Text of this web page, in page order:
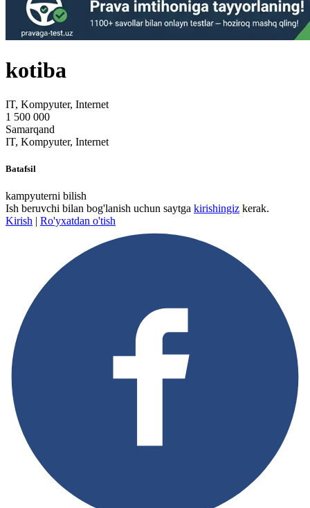
kotiba
IT, Kompyuter, Internet
1 500 000
Samarqand
IT, Kompyuter, Internet
Batafsil
kampyuterni bilish
Ish beruvchi bilan bog'lanish uchun saytga kirishingiz kerak.
Kirish | Ro'yxatdan o'tish